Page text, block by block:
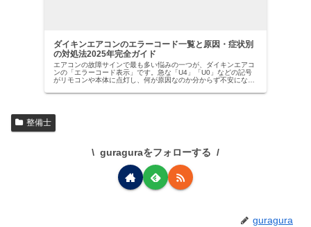
ダイキンエアコンのエラーコード一覧と原因・症状別
の対処法2025年完全ガイド
エアコンの故障サインで最も多い悩みの一つが、ダイキンエアコ
ンの「エラーコード表示」です。急な「U4」「U0」などの記号
がリモコンや本体に点灯し、何が原因なのか分からず不安になっ
でトッ…
整備士
guraguraをフォローする
guragura